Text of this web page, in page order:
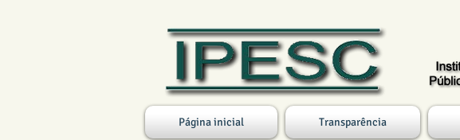
Página inicial Transparência